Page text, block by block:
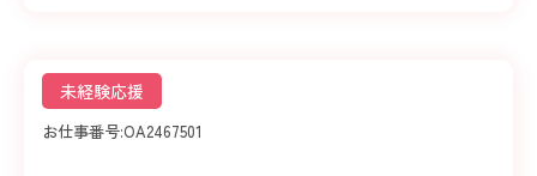
未経験応援
お仕事番号:OA2467501